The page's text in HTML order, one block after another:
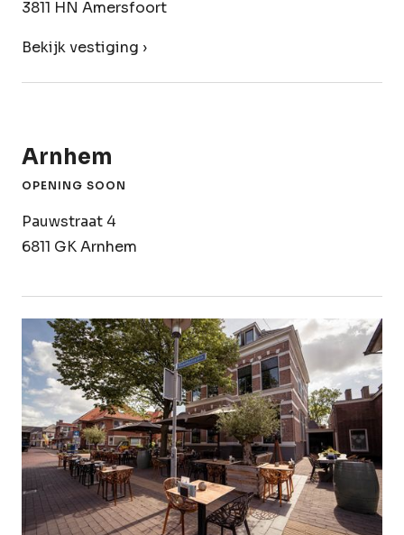
3811 HN Amersfoort
Bekijk vestiging ›
Arnhem
OPENING SOON
Pauwstraat 4
6811 GK Arnhem